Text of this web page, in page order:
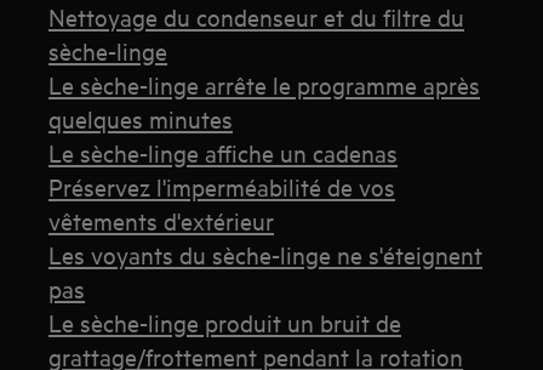
Nettoyage du condenseur et du filtre du
sèche-linge
Le sèche-linge arrête le programme après
quelques minutes
Le sèche-linge affiche un cadenas
Préservez l'imperméabilité de vos
vêtements d'extérieur
Les voyants du sèche-linge ne s'éteignent
pas
Le sèche-linge produit un bruit de
grattage/frottement pendant la rotation